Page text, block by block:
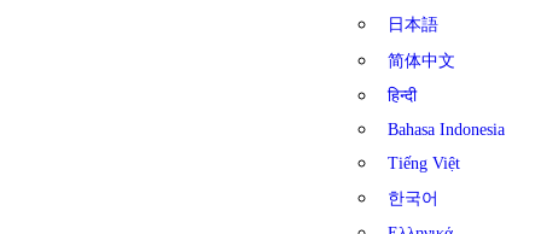
日本語
简体中文
हिन्दी
Bahasa Indonesia
Tiếng Việt
한국어